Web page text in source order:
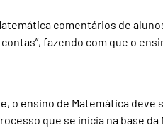
comentários de
fazendo com que o
o ensino de Matemática
que se inicia na base